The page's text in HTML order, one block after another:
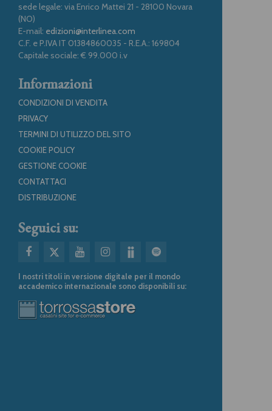
sede legale: via Enrico Mattei 21 - 28100 Novara
(NO)
E-mail: edizioni@interlinea.com
C.F. e P.IVA IT 01384860035 - R.E.A.: 169804
Capitale sociale: € 99.000 i.v
Informazioni
CONDIZIONI DI VENDITA
PRIVACY
TERMINI DI UTILIZZO DEL SITO
COOKIE POLICY
GESTIONE COOKIE
CONTATTACI
DISTRIBUZIONE
Seguici su:
I nostri titoli in versione digitale per il mondo
accademico internazionale sono disponibili su: